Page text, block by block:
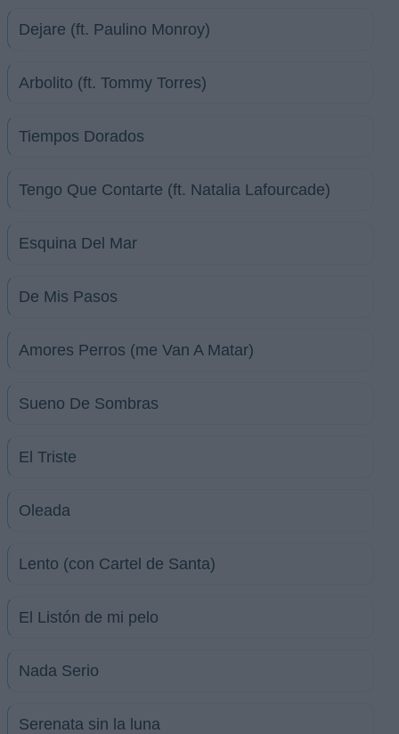
Dejare (ft. Paulino Monroy)
Arbolito (ft. Tommy Torres)
Tiempos Dorados
Tengo Que Contarte (ft. Natalia Lafourcade)
Esquina Del Mar
De Mis Pasos
Amores Perros (me Van A Matar)
Sueno De Sombras
El Triste
Oleada
Lento (con Cartel de Santa)
El Listón de mi pelo
Nada Serio
Serenata sin la luna